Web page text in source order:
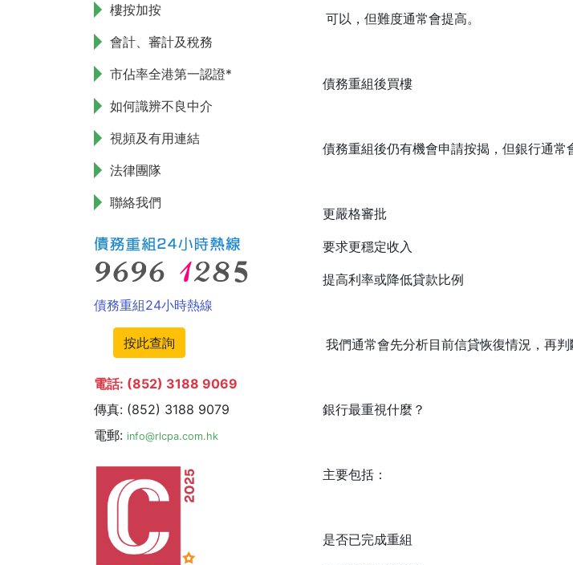
樓按加按
會計、審計及稅務
市佔率全港第一認證*
如何識辨不良中介
視頻及有用連結
法律團隊
聯絡我們
債務重組24小時熱線
按此查詢
電話: (852) 3188 9069
傳真: (852) 3188 9079
電郵: info@rlcpa.com.hk
可以，但難度通常會提高。
債務重組後買樓
債務重組後仍有機會申請按揭，但銀行通常
更嚴格審批
要求更穩定收入
提高利率或降低貸款比例
我們通常會先分析目前信貸恢復情況，再判
銀行最重視什麼？
主要包括：
是否已完成重組